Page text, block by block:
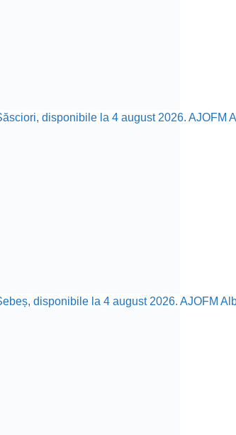
disponibile la 4 august 2026. AJOFM
disponibile la 4 august 2026. AJOFM